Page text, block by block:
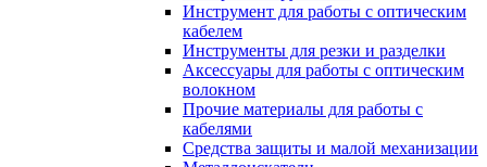
Инструмент для работы с оптическим
кабелем
Инструменты для резки и разделки
Аксессуары для работы с оптическим
волокном
Прочие материалы для работы с
кабелями
Средства защиты и малой механизации